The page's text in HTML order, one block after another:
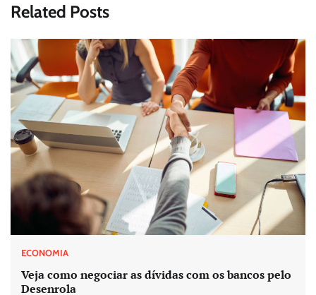
Related Posts
ECONOMIA
Veja como negociar as dívidas com os bancos pelo
Desenrola